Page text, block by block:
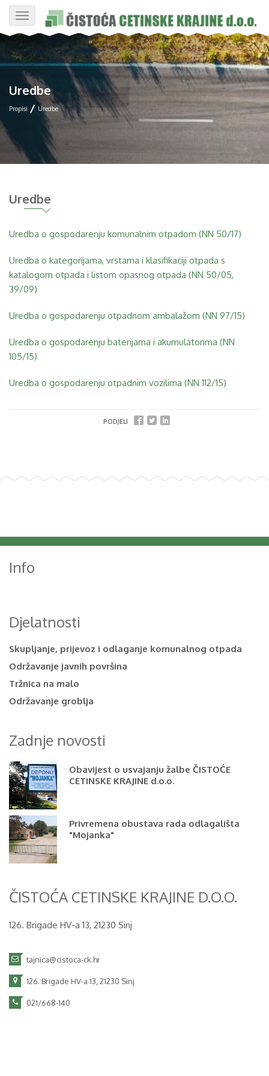
Toggle
navigation
Uredbe
Propisi Uredbe
Uredbe
Uredba o gospodarenju komunalnim otpadom (NN 50/17)
Uredba o kategorijama, vrstama i klasifikaciji otpada s
katalogom otpada i listom opasnog otpada (NN 50/05,
39/09)
Uredba o gospodarenju otpadnom ambalažom (NN 97/15)
Uredba o gospodarenju baterijama i akumulatorima (NN
105/15)
Uredba o gospodarenju otpadnim vozilima (NN 112/15)
PODJELI
Info
Djelatnosti
Skupljanje, prijevoz i odlaganje komunalnog otpada
Održavanje javnih površina
Tržnica na malo
Održavanje groblja
Zadnje novosti
Obavijest o usvajanju žalbe ČISTOĆE
CETINSKE KRAJINE d.o.o.
Privremena obustava rada odlagališta
"Mojanka"
ČISTOĆA CETINSKE KRAJINE D.O.O.
126. Brigade HV-a 13, 21230 Sinj
tajnica@cistoca-ck.hr
126. Brigade HV-a 13, 21230 Sinj
021/668-140